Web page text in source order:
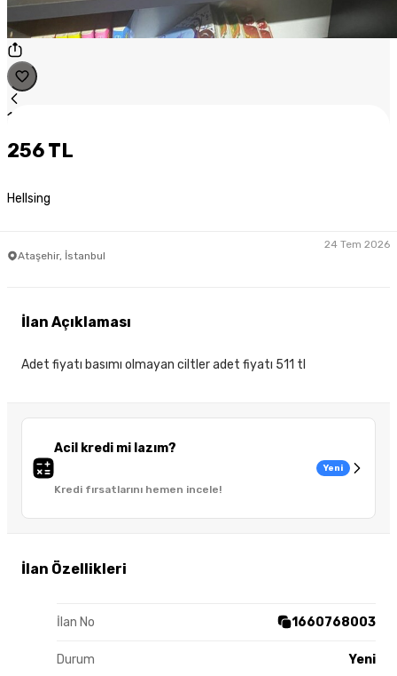
1
256 TL
Hellsing
Ataşehir, İstanbul
24 Tem 2026
Acil kredi mi lazım?
Kredi fırsatlarını hemen incele!
Yeni
İlan Özellikleri
İlan No 1660768003
Durum Yeni
İlan Açıklaması
Adet fiyatı basımı olmayan ciltler adet fiyatı 511 tl